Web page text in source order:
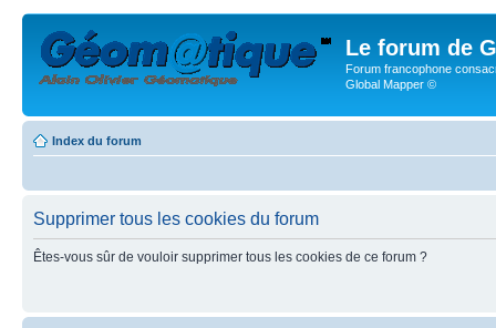
Le forum de
Forum francophone
Global Mapper ©
Index du forum
Supprimer tous les cookies du forum
Êtes-vous sûr de vouloir supprimer tous les cookies de ce forum ?